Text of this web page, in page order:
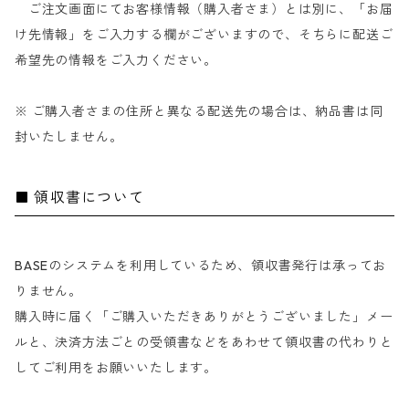
ご注文画面にてお客様情報（購入者さま）とは別に、「お届
け先情報」をご入力する欄がございますので、そちらに配送ご
希望先の情報をご入力ください。
※ ご購入者さまの住所と異なる配送先の場合は、納品書は同
封いたしません。
領収書について
BASEのシステムを利用しているため、領収書発行は承ってお
りません。
購入時に届く「ご購入いただきありがとうございました」メー
ルと、決済方法ごとの受領書などをあわせて領収書の代わりと
してご利用をお願いいたします。